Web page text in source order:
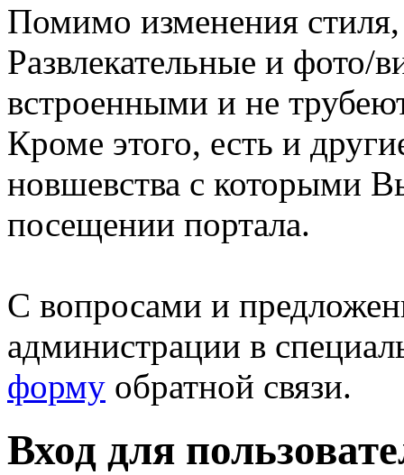
Помимо изменения
Развлекательные и фото/
встроенными и не
Кроме этого, есть и
новшевства с которыми
посещении портала.
С вопросами и
администрации в
форму обратной связи.
Вход для